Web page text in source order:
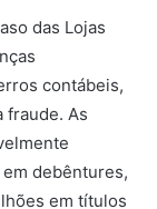
das Lojas
contábeis,
fraude. As
debêntures,
em títulos